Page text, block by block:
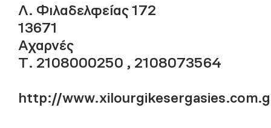
Λ. Φιλαδελφείας 172
13671
Αχαρνές
Τ. 2108000250 , 2108073564
http://